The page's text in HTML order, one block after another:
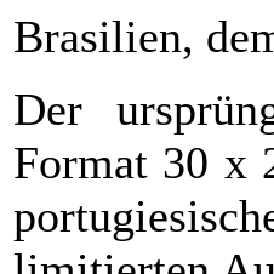
Brasilien,
Der
Format 30 x